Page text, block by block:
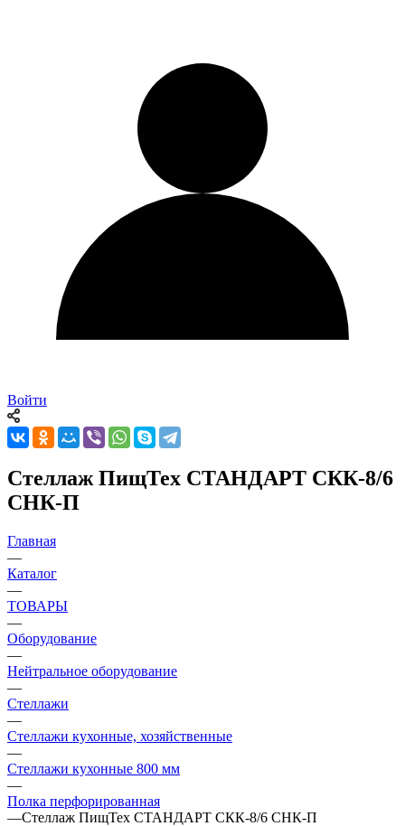
Войти
Стеллаж ПищТех СТАНДАРТ СКК-8/6
СНК-П
Главная
—
Каталог
—
ТОВАРЫ
—
Оборудование
—
Нейтральное оборудование
—
Стеллажи
—
Стеллажи кухонные, хозяйственные
—
Стеллажи кухонные 800 мм
—
Полка перфорированная
—Стеллаж ПищТех СТАНДАРТ СКК-8/6 СНК-П